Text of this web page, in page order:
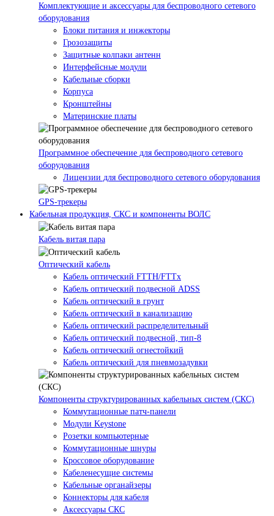
Комплектующие и аксессуары для беспроводного сетевого
оборудования
Блоки питания и инжекторы
Грозозащиты
Защитные колпаки антенн
Интерфейсные модули
Кабельные сборки
Корпуса
Кронштейны
Материнские платы
Программное обеспечение для беспроводного сетевого
оборудования
Лицензии для беспроводного сетевого оборудования
GPS-трекеры
Кабельная продукция, СКС и компоненты ВОЛС
Кабель витая пара
Оптический кабель
Кабель оптический FTTH/FTTx
Кабель оптический подвесной ADSS
Кабель оптический в грунт
Кабель оптический в канализацию
Кабель оптический распределительный
Кабель оптический подвесной, тип-8
Кабель оптический огнестойкий
Кабель оптический для пневмозадувки
Компоненты структурированных кабельных систем (СКС)
Коммутационные патч-панели
Модули Keystone
Розетки компьютерные
Коммутационные шнуры
Кроссовое оборудование
Кабеленесущие системы
Кабельные органайзеры
Коннекторы для кабеля
Аксессуары СКС